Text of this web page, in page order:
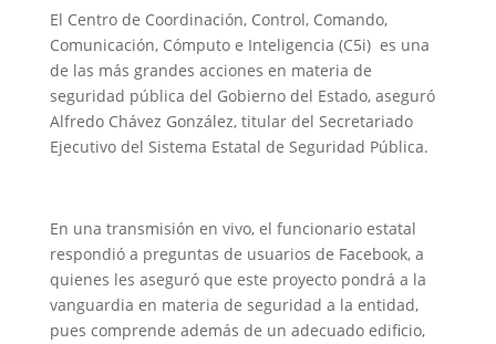
El Centro de Coordinación, Control, Comando,
Comunicación, Cómputo e Inteligencia (C5i) es una
de las más grandes acciones en materia de
seguridad pública del Gobierno del Estado, aseguró
Alfredo Chávez González, titular del Secretariado
Ejecutivo del Sistema Estatal de Seguridad Pública.
En una transmisión en vivo, el funcionario estatal
respondió a preguntas de usuarios de Facebook, a
quienes les aseguró que este proyecto pondrá a la
vanguardia en materia de seguridad a la entidad,
pues comprende además de un adecuado edificio,